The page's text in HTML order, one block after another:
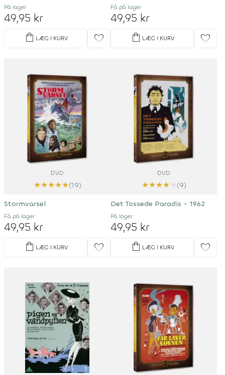
På lager
49,95 kr
shopping_bag LÆG I KURV favorite
Få på lager
49,95 kr
shopping_bag LÆG I KURV favorite
DVD
★★★★★(19)
Stormvarsel
Få på lager
49,95 kr
shopping_bag LÆG I KURV favorite
DVD
★★★★
(9)
Det Tossede Paradis - 1962
På lager
49,95 kr
shopping_bag LÆG I KURV favorite